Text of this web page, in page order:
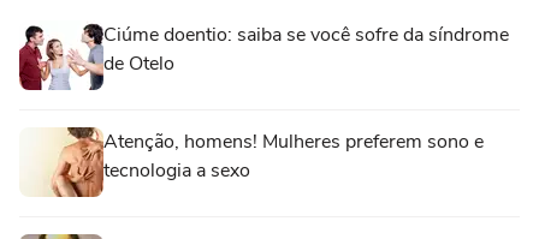
Ciúme doentio: saiba se você sofre da síndrome
de Otelo
Atenção, homens! Mulheres preferem sono e
tecnologia a sexo